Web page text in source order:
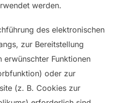
werden.
des elektronischen
zur Bereitstellung
erwünschter Funktionen
oder zur
(z. B. Cookies zur